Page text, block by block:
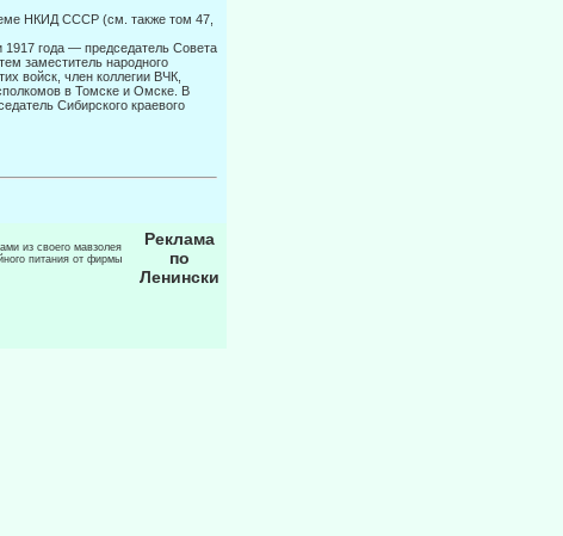
НКИД СССР (см. также том 47,
года — председатель Совета
заместитель народного
войск, член коллегии ВЧК,
в Томске и Омске. В
Сибирского краевого
из своего мавзолея
питания от фирмы
Реклама
по
Ленински